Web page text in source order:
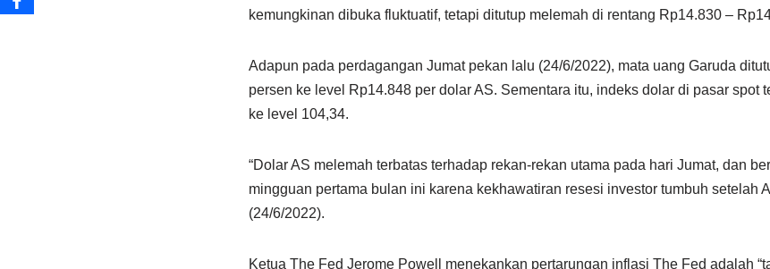
kemungkinan dibuka fluktuatif, tetapi ditutup melemah di rentang Rp14.830 –
Adapun pada perdagangan Jumat pekan lalu (24/6/2022), mata uang Garuda
persen ke level Rp14.848 per dolar AS. Sementara itu, indeks dolar di pasar spot
ke level 104,34.
“Dolar AS melemah terbatas terhadap rekan-rekan utama pada hari Jumat, dan
mingguan pertama bulan ini karena kekhawatiran resesi investor tumbuh setelah
(24/6/2022).
Ketua The Fed Jerome Powell menekankan pertarungan inflasi The Fed adalah